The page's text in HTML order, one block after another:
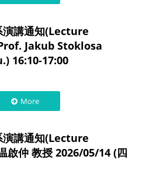
演講通知(Lecture
Jakub Stoklosa
16:10-17:00
More
演講通知(Lecture
仲 教授 2026/05/14 (四